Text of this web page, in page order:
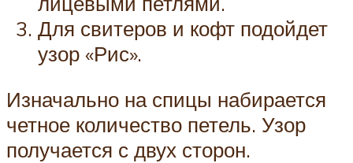
Для свитеров и кофт подойдет
узор «Рис».
Изначально на спицы набирается
четное количество петель. Узор
получается с двух сторон.